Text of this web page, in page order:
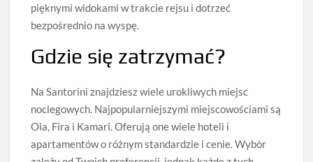
pięknymi widokami w trakcie rejsu i dotrzeć
bezpośrednio na wyspę.
Gdzie się zatrzymać?
Na Santorini znajdziesz wiele urokliwych miejsc
noclegowych. Najpopularniejszymi miejscowościami są
Oia, Fira i Kamari. Oferują one wiele hoteli i
apartamentów o różnym standardzie i cenie. Wybór